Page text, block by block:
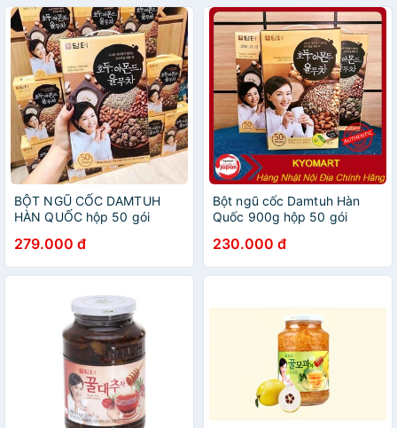
BỘT NGŨ CỐC DAMTUH
HÀN QUỐC hộp 50 gói
279.000 đ
Bột ngũ cốc Damtuh Hàn
Quốc 900g hộp 50 gói
230.000 đ